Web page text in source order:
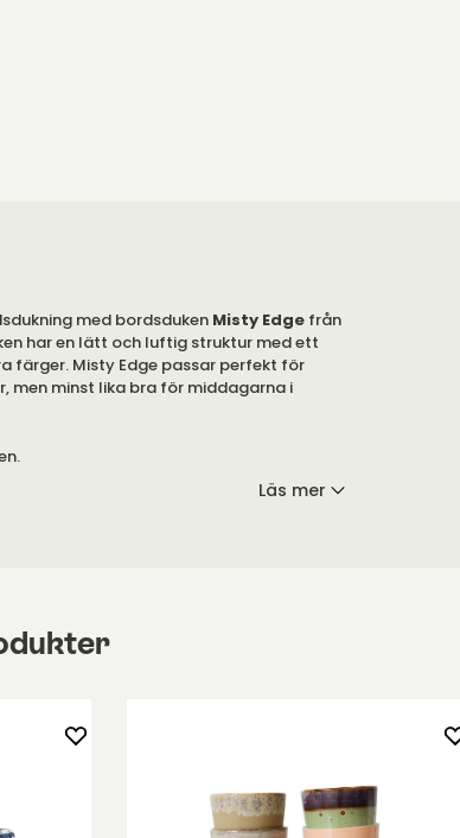
med bordsduken Misty Edge från
har en lätt och luftig struktur med ett
färger. Misty Edge passar perfekt för
men minst lika bra för middagarna i
Läs mer